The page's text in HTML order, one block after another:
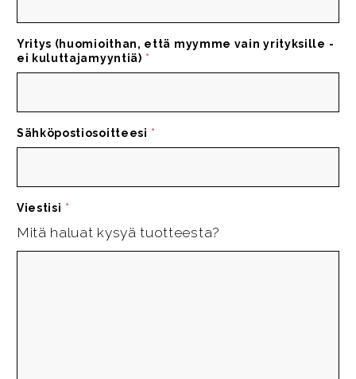
Yritys (huomioithan, että myymme vain yrityksille -
ei kuluttajamyyntiä) *
Sähköpostiosoitteesi *
Viestisi *
Mitä haluat kysyä tuotteesta?